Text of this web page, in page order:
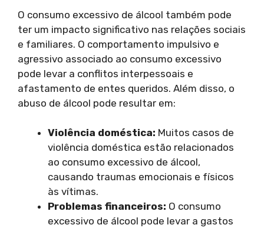
O consumo excessivo de álcool também pode
ter um impacto significativo nas relações sociais
e familiares. O comportamento impulsivo e
agressivo associado ao consumo excessivo
pode levar a conflitos interpessoais e
afastamento de entes queridos. Além disso, o
abuso de álcool pode resultar em:
Violência doméstica: Muitos casos de
violência doméstica estão relacionados
ao consumo excessivo de álcool,
causando traumas emocionais e físicos
às vítimas.
Problemas financeiros: O consumo
excessivo de álcool pode levar a gastos